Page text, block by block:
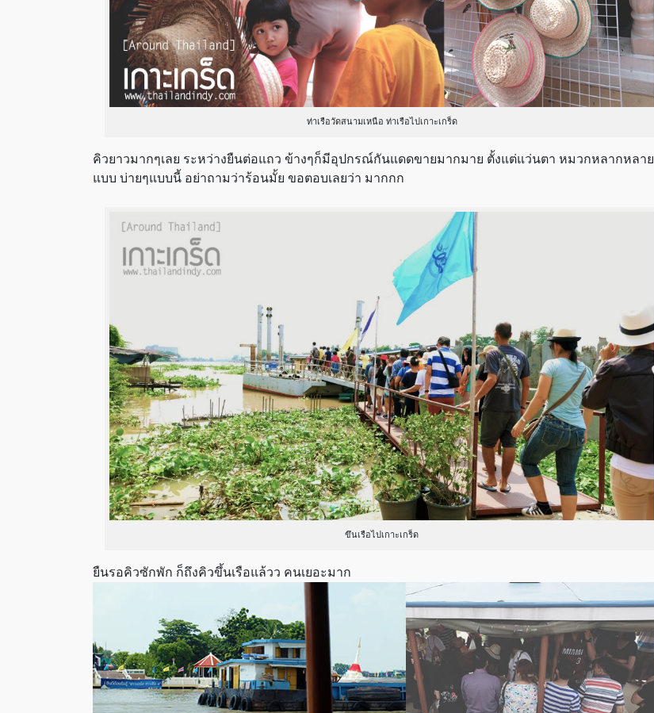
ท่าเรือวัดสนามเหนือ ท่าเรือไปเกาะเกร็ด
คิวยาวมากๆเลย ระหว่างยืนต่อแถว ข้างๆก็มีอุปกรณ์กันแดดขายมากมาย ตั้งแต่แว่นตา หมวกหลากหลาย
แบบ บ่ายๆแบบนี้ อย่าถามว่าร้อนมั้ย ขอตอบเลยว่า มากกก
ขึนเรือไปเกาะเกร็ด
ยืนรอคิวซักพัก ก็ถึงคิวขึ้นเรือแล้วว คนเยอะมาก